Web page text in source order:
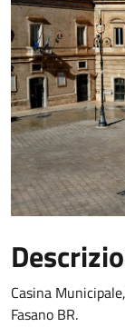
Casina
Fasano BR.